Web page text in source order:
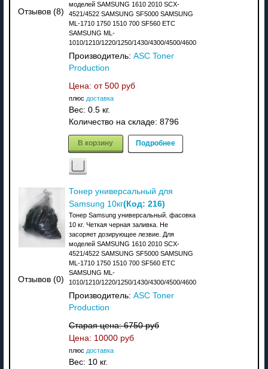
Отзывов (8)
моделей SAMSUNG 1610 2010 SCX-
4521/4522 SAMSUNG SF5000 SAMSUNG
ML-1710 1750 1510 700 SF560 ETC
SAMSUNG ML-
1010/1210/1220/1250/1430/4300/4500/4600
Производитель: ASC Toner
Production
Цена: от 500 руб
плюс доставка
Вес: 0.5 кг.
Количество на складе: 8796
В корзину Подробнее
Отзывов (0)
Тонер универсальный для
Samsung 10кг(Код: 216)
Тонер Samsung универсальный. фасовка
10 кг. Четкая черная заливка. Не
засоряет дозирующее лезвие. Для
моделей SAMSUNG 1610 2010 SCX-
4521/4522 SAMSUNG SF5000 SAMSUNG
ML-1710 1750 1510 700 SF560 ETC
SAMSUNG ML-
1010/1210/1220/1250/1430/4300/4500/4600
Производитель: ASC Toner
Production
Старая цена:6750 руб
Цена: 10000 руб
плюс доставка
Вес: 10 кг.